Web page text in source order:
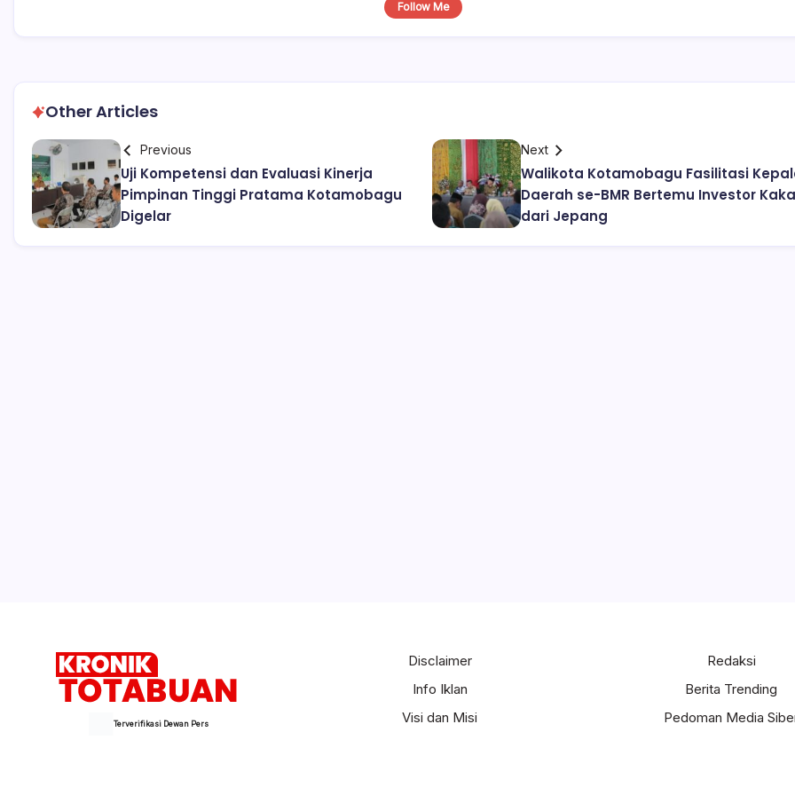
Follow Me
Other Articles
Previous
Uji Kompetensi dan Evaluasi Kinerja
Pimpinan Tinggi Pratama Kotamobagu
Digelar
Next
Walikota Kotamobagu Fasilitasi
Daerah se-BMR Bertemu Investor
dari Jepang
Terverifikasi Dewan Pers
Disclaimer
Info Iklan
Visi dan Misi
Redaksi
Berita Trending
Pedoman Media